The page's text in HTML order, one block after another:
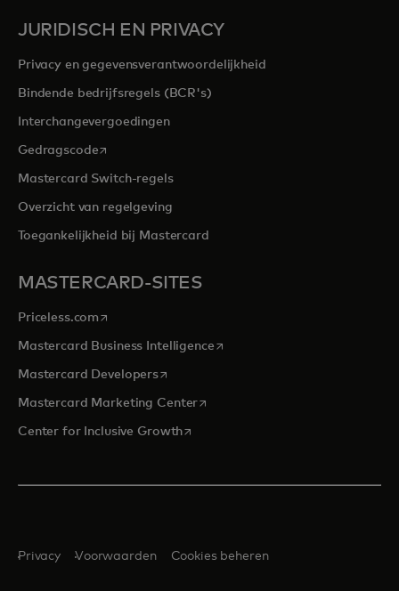
JURIDISCH EN PRIVACY
Privacy en gegevensverantwoordelijkheid
Bindende bedrijfsregels (BCR's)
Interchangevergoedingen
Gedragscodeopens in a new tab
Mastercard Switch-regels
Overzicht van regelgeving
Toegankelijkheid bij Mastercard
MASTERCARD-SITES
Priceless.com opens in a new tab
Mastercard Business Intelligenceopens in a new tab
Mastercard Developersopens in a new tab
Mastercard Marketing Centeropens in a new tab
Center for Inclusive Growthopens in a new tab
Privacy Voorwaarden Cookies beheren